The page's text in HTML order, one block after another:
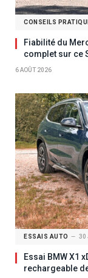
CONSEILS
Fiabilité du
complet sur ce
6 AOÛT 2026
ESSAIS AUTO 30
Essai BMW X1
rechargeable